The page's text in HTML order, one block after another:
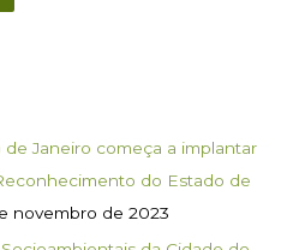
Janeiro começa a implantar
do Estado de
novembro de 2023